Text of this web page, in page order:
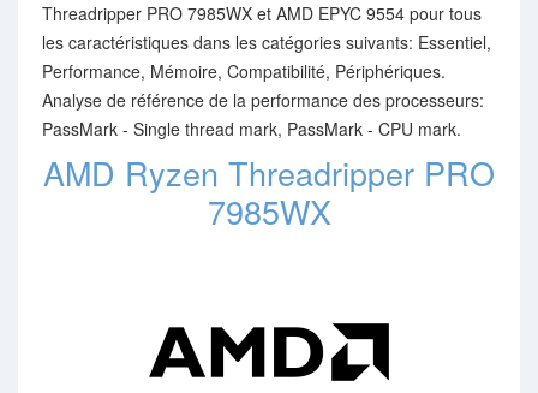
Threadripper PRO 7985WX et AMD EPYC 9554 pour tous
les caractéristiques dans les catégories suivants: Essentiel,
Performance, Mémoire, Compatibilité, Périphériques.
Analyse de référence de la performance des processeurs:
PassMark - Single thread mark, PassMark - CPU mark.
AMD Ryzen Threadripper PRO
7985WX